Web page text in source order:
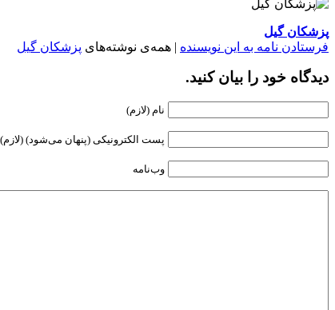
پزشكان گيل
فرستادن نامه به این نویسنده | همه‌ی نوشته‌های پزشكان گيل
دیدگاه خود را بیان کنید.
نام (لازم)
پست الکترونیکی (پنهان می‌شود) (لازم)
وب‌نامه